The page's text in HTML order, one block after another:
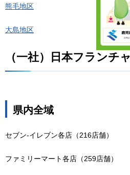
熊毛地区
大島地区
（一社）日本フランチ
県内全域
セブン-イレブン各店（216店舗）
ファミリーマート各店（259店舗）